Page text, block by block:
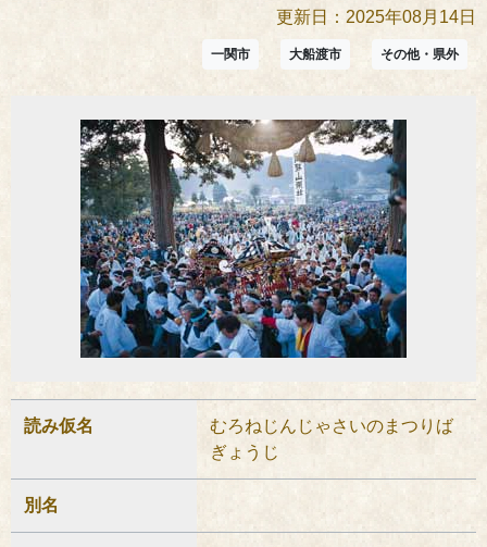
更新日：2025年08月14日
一関市 大船渡市 その他・県外
読み仮名
むろねじんじゃさいのまつりば
ぎょうじ
別名